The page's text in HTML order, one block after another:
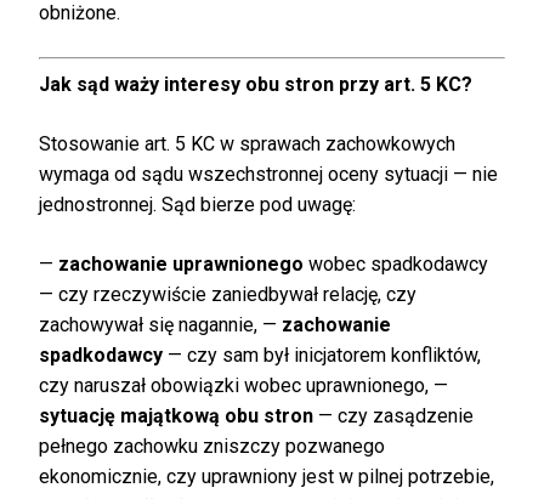
obniżone.
Jak sąd waży interesy obu stron przy art. 5 KC?
Stosowanie art. 5 KC w sprawach zachowkowych
wymaga od sądu wszechstronnej oceny sytuacji — nie
jednostronnej. Sąd bierze pod uwagę:
— zachowanie uprawnionego wobec spadkodawcy
— czy rzeczywiście zaniedbywał relację, czy
zachowywał się nagannie, — zachowanie
spadkodawcy — czy sam był inicjatorem konfliktów,
czy naruszał obowiązki wobec uprawnionego, —
sytuację majątkową obu stron — czy zasądzenie
pełnego zachowku zniszczy pozwanego
ekonomicznie, czy uprawniony jest w pilnej potrzebie,